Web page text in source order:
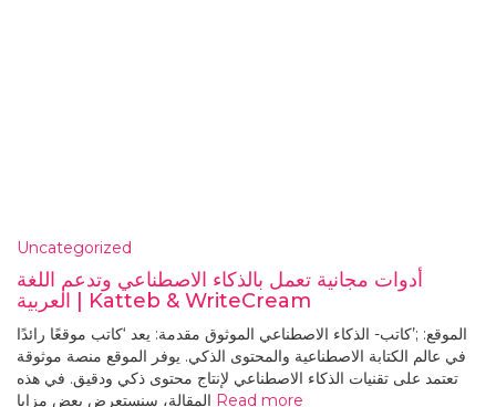
Uncategorized
أدوات مجانية تعمل بالذكاء الاصطناعي وتدعم اللغة
العربية | Katteb & WriteCream
الموقع: ;’كاتب- الذكاء الاصطناعي الموثوق مقدمة: يعد ‘كاتب موقعًا رائدًا
في عالم الكتابة الاصطناعية والمحتوى الذكي. يوفر الموقع منصة موثوقة
تعتمد على تقنيات الذكاء الاصطناعي لإنتاج محتوى ذكي ودقيق. في هذه
المقالة، سنستعرض بعض مزايا Read more